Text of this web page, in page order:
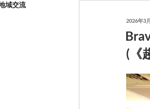
域交流
投
稿
日:
2026年3
(《